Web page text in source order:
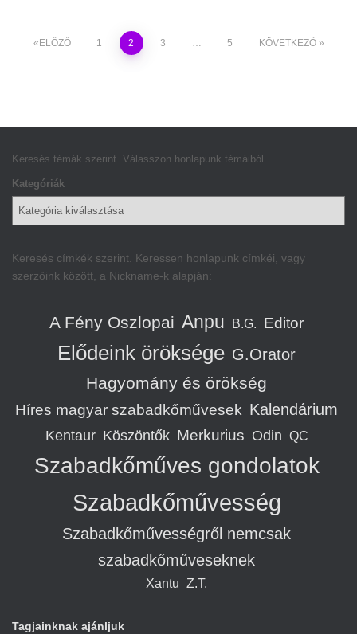
Bejegyzések
ELŐZŐ 1 2 3 … 5 KÖVETKEZŐ
Keresés témák szerint. Válasszon honlapunk témáiból.
Kategóriák
Keresés címkék szerint. Keressen honlapunk címkéi, vagy
szerzőink között, a Nickname-k alapján:
A Fény Oszlopai Anpu B.G. Editor
Elődeink öröksége G.Orator
Hagyomány és örökség
Híres magyar szabadkőművesek Kalendárium
Kentaur Köszöntők Merkurius Odin QC
Szabadkőműves gondolatok
Szabadkőművesség
Szabadkőművességről nemcsak
szabadkőműveseknek
Xantu Z.T.
Tagjainknak ajánljuk